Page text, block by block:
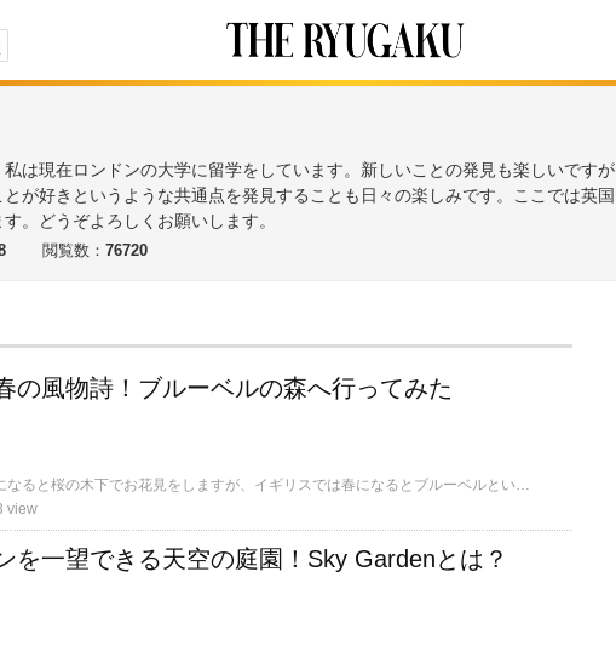
は現在ロンドンの大学に留学をしています。新しいことの発見も楽しいです
が好きというような共通点を発見することも日々の楽しみです。ここでは英
。どうぞよろしくお願いします。
閲覧数： 76720
の風物詩！ブルーベルの森へ行ってみた
日本では春になると桜の木下でお花見をしますが、イギリスでは春になるとブルーベルという多年草の観賞を楽しみます。今回はこの時期に見頃を迎えたブルーベルの森をご紹介します。
view
を一望できる天空の庭園！Sky Gardenとは？